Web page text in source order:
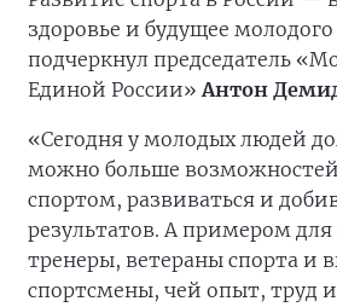
здоровье и будущее
подчеркнул председатель
Единой России»Антон
«Сегодня у молодых людей
можно больше
спортом, развиваться и
результатов. А примером для
тренеры, ветераны спорта и
спортсмены, чей опыт, труд